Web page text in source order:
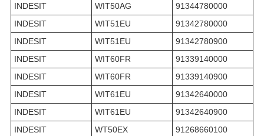
INDESIT
WIT50AG
91344780000
INDESIT
WIT51EU
91342780000
INDESIT
WIT51EU
91342780900
INDESIT
WIT60FR
91339140000
INDESIT
WIT60FR
91339140900
INDESIT
WIT61EU
91342640000
INDESIT
WIT61EU
91342640900
INDESIT
WT50EX 91268660100